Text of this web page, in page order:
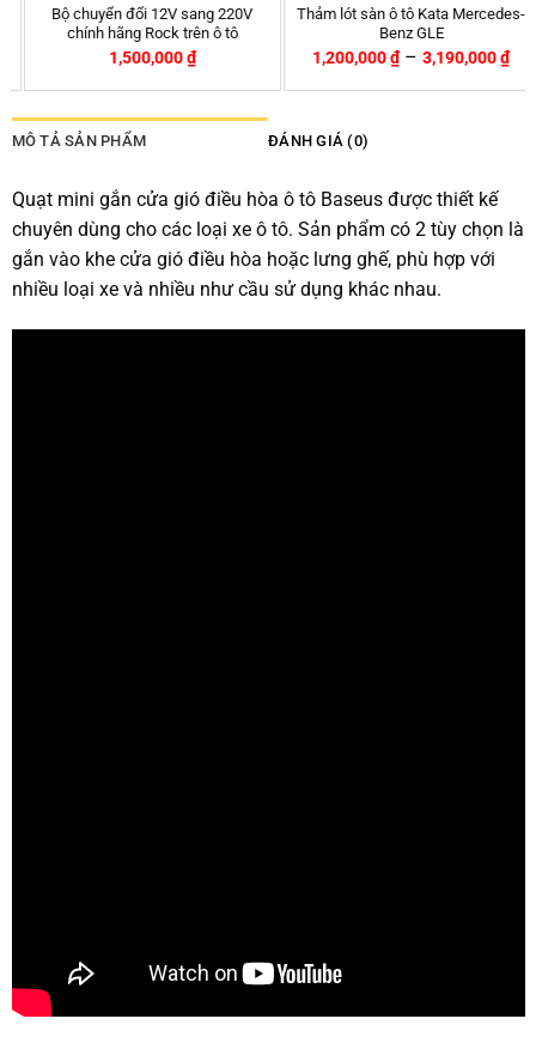
12V sang 220V
trên ô tô
Thảm lót sàn ô tô Kata Mercedes-
Benz GLE
1,200,000 3,190,000₫
Thanh cân bằng
MÔ TẢ SẢN PHẨM ĐÁNH GIÁ (0)
Quạt mini gắn cửa gió điều hòa ô tô Baseus được thiết kế
chuyên dùng cho các loại xe ô tô. Sản phẩm có 2 tùy chọn là
gắn vào khe cửa gió điều hòa hoặc lưng ghế, phù hợp với
nhiều loại xe và nhiều như cầu sử dụng khác nhau.